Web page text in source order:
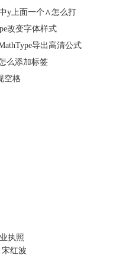
以后，两个方括号就不一样大
括号明显变大
y上面一个∧怎么打
改变字体样式
导出高清公式
么添加标签
空格
执照
红波